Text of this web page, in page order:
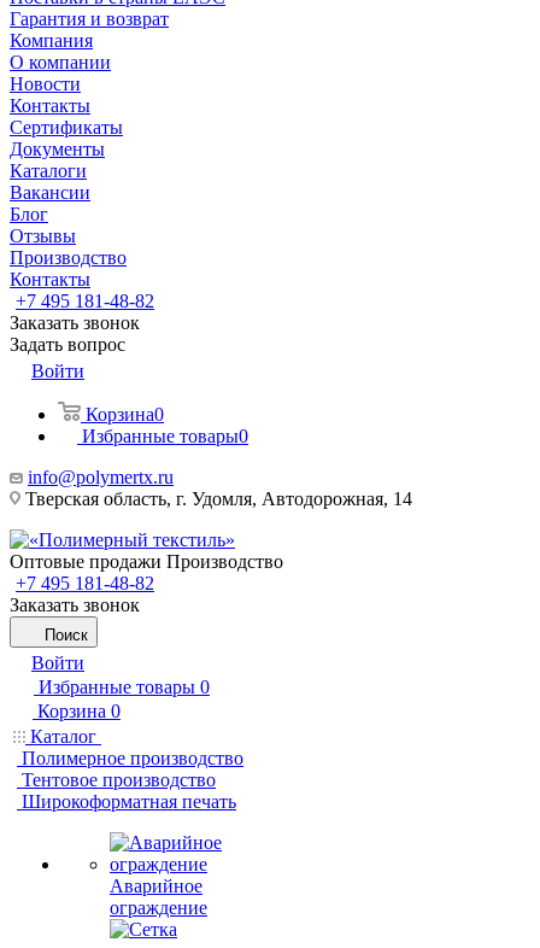
Гарантия и возврат
Компания
О компании
Новости
Контакты
Сертификаты
Документы
Каталоги
Вакансии
Блог
Отзывы
Производство
Контакты
+7 495 181-48-82
Заказать звонок
Задать вопрос
Войти
Корзина0
Избранные товары0
info@polymertx.ru
Тверская область, г. Удомля, Автодорожная, 14
Оптовые продажи Производство
+7 495 181-48-82
Заказать звонок
Поиск
Войти
Избранные товары 0
Корзина 0
Каталог
Полимерное производство
Тентовое производство
Широкоформатная печать
Аварийное
ограждение